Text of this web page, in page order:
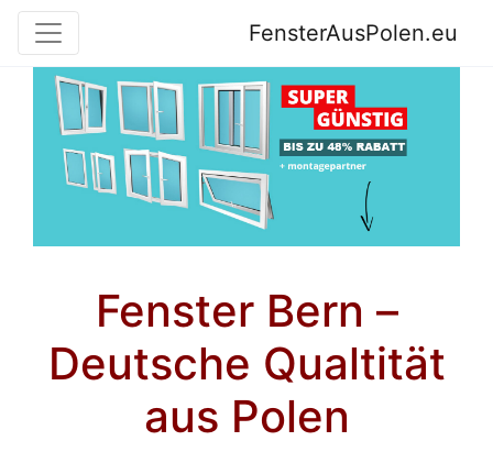
FensterAusPolen.eu
Fenster Bern –
Deutsche Qualtität
aus Polen